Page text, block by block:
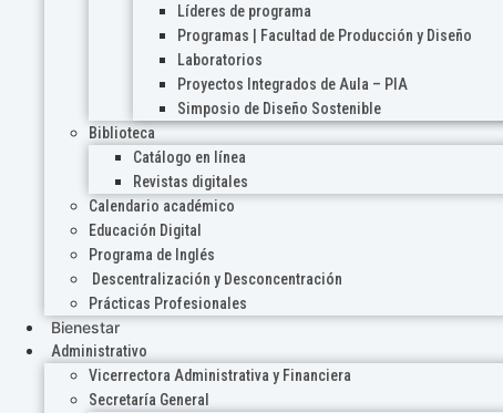
Líderes de programa
Programas | Facultad de Producción y Diseño
Laboratorios
Proyectos Integrados de Aula – PIA
Simposio de Diseño Sostenible
Biblioteca
Catálogo en línea
Revistas digitales
Calendario académico
Educación Digital
Programa de Inglés
Descentralización y Desconcentración
Prácticas Profesionales
Bienestar
Administrativo
Vicerrectora Administrativa y Financiera
Secretaría General